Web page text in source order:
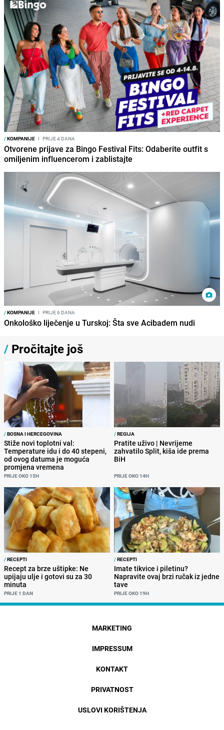
/KOMPANIJE I PRIJE 4 DANA
Otvorene prijave za Bingo Festival Fits: Odaberite outfit s
omiljenim influencerom i zablistajte
/KOMPANIJE I PRIJE 6 DANA
Onkološko liječenje u Turskoj: Šta sve Acibadem nudi
/ Pročitajte još
/BOSNA I HERCEGOVINA
Stiže novi toplotni val:
Temperature idu i do 40 stepeni,
od ovog datuma je moguća
promjena vremena
PRIJE OKO 15H
/REGIJA
Pratite uživo | Nevrijeme
zahvatilo Split, kiša ide prema
BiH
PRIJE OKO 14H
/RECEPTI
Recept za brze uštipke: Ne
upijaju ulje i gotovi su za 30
minuta
PRIJE 1 DAN
/RECEPTI
Imate tikvice i piletinu?
Napravite ovaj brzi ručak iz jedne
tave
PRIJE OKO 19H
MARKETING
IMPRESSUM
KONTAKT
PRIVATNOST
USLOVI KORIŠTENJA